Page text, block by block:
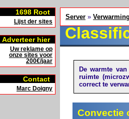
1698 Root
Lijst der sites
Adverteer hier
Uw reklame op
onze sites voor
200€/jaar
Contact
Marc Doigny
Server » Verwarming
De warmte
ruimte
correct te
Convectie